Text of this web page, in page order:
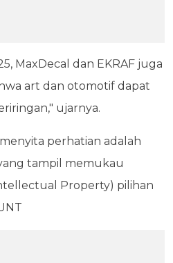
MaxDecal dan EKRAF juga
art dan otomotif dapat
ujarnya.
perhatian adalah
tampil memukau
Property) pilihan